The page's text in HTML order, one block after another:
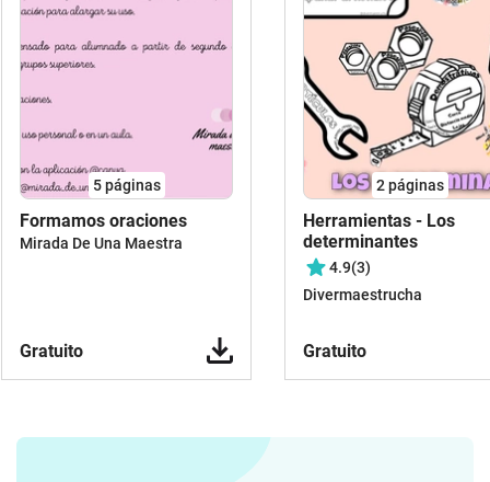
5páginas
Formamos oraciones
Mirada De Una Maestra
Gratuito
2páginas
Herramientas - Los
determinantes
4.9(3)
Divermaestrucha
Gratuito